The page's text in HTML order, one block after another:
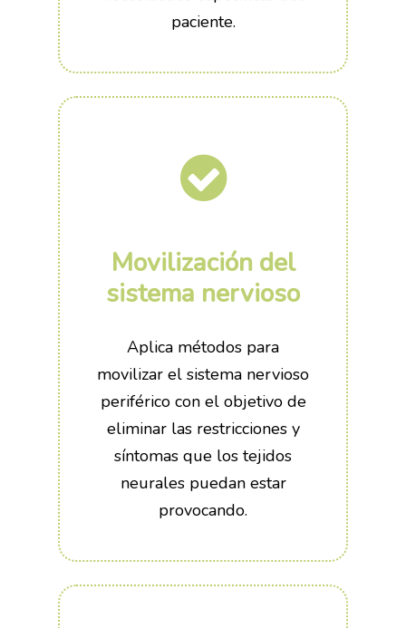
paciente.
Movilización del
sistema nervioso
Aplica métodos para
movilizar el sistema nervioso
periférico con el objetivo de
eliminar las restricciones y
síntomas que los tejidos
neurales puedan estar
provocando.